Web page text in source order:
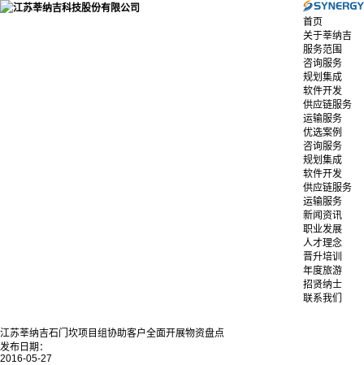
首页
关于莘纳吉
服务范围
咨询服务
规划集成
软件开发
供应链服务
运输服务
优选案例
咨询服务
规划集成
软件开发
供应链服务
运输服务
新闻资讯
职业发展
人才理念
晋升培训
年度旅游
招贤纳士
联系我们
江苏莘纳吉石门坎项目组协助客户全面开展物资盘点
发布日期：
2016-05-27